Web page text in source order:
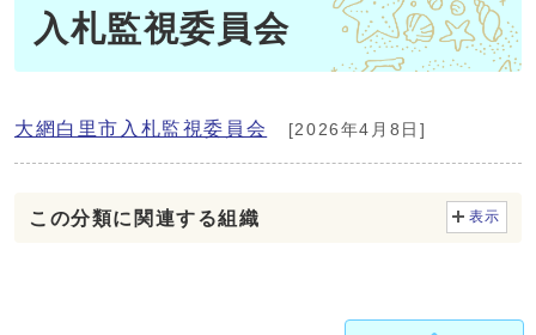
入札監視委員会
大網白里市入札監視委員会 [2026年4月8日]
この分類に関連する組織 表示